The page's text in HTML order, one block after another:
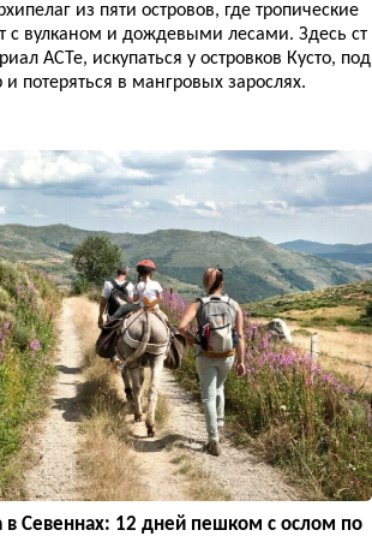
из пяти островов, где тропические
с вулканом и дождевыми лесами. Здесь ст
ACTe, искупаться у островков Кусто, под
потеряться в мангровых зарослях.
в Севеннах: 12 дней пешком с ослом по